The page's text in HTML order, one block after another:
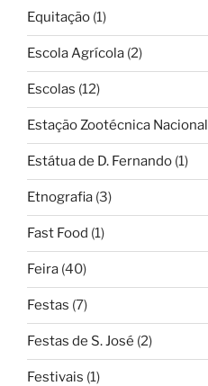
Equitação (1)
Escola Agrícola (2)
Escolas (12)
Estação Zootécnica Nacional
Estátua de D. Fernando (1)
Etnografia (3)
Fast Food (1)
Feira (40)
Festas (7)
Festas de S. José (2)
Festivais (1)